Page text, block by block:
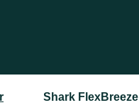
Shark FlexBreeze